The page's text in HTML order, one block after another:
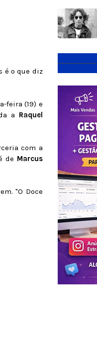
é o que diz
feira (19) e
a Raquel
com a
de Marcus
"O Doce